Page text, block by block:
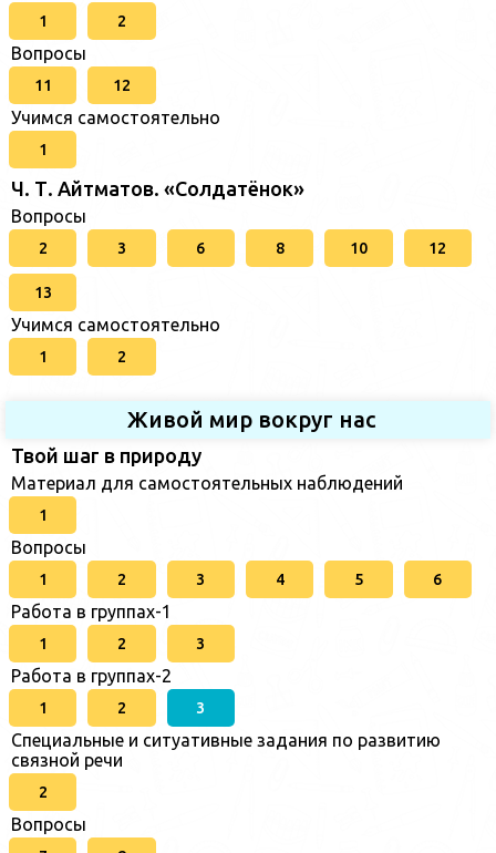
1 2
Вопросы
11 12
Учимся самостоятельно
1
Ч. Т. Айтматов. «Солдатёнок»
Вопросы
2 3 6 8 10 12
13
Учимся самостоятельно
1 2
Живой мир вокруг нас
Твой шаг в природу
Материал для самостоятельных наблюдений
1
Вопросы
1 2 3 4 5 6
Работа в группах-1
1 2 3
Работа в группах-2
1 2 3
Специальные и ситуативные задания по развитию
связной речи
2
Вопросы